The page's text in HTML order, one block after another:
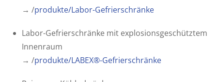
→ /produkte/Labor-Gefrierschränke
Labor-Gefrierschränke mit explosionsgeschütztem
Innenraum
→ /produkte/LABEX®-Gefrierschränke